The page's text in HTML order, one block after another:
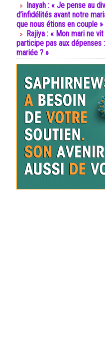
Inayah : « Je pense au
d’infidélités avant notre
que nous étions en couple »
Rajiya : « Mon mari ne
participe pas aux dépenses
mariée ? »